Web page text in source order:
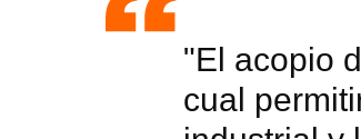
Guardar
Para
cuenta
"El acopio
cual